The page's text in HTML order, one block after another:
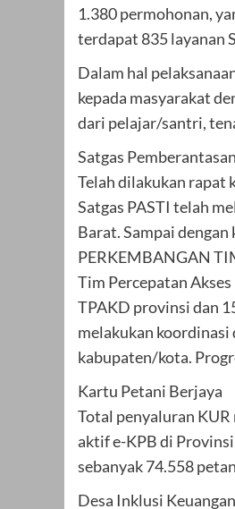
1.380 permohonan,
terdapat 835 layanan
Dalam hal
kepada masyarakat
dari pelajar/santri,
Satgas
Telah dilakukan rapat
Satgas PASTI telah
Barat. Sampai
PERKEMBANGAN
Tim Percepatan
TPAKD provinsi dan
melakukan
kabupaten/kota.
Kartu Petani Berjaya
Total penyaluran
aktif e-KPB di
sebanyak 74.558
Desa Inklusi Keuangan